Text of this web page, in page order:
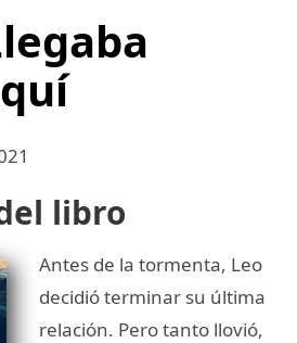
libro
Antes de la tormenta, Leo
decidió terminar su última
relación. Pero tanto llovió,